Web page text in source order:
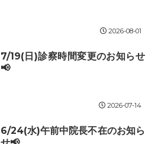
2026-08-01
7/19(日)診察時間変更のお知らせ
📢
2026-07-14
6/24(水)午前中院長不在のお知ら